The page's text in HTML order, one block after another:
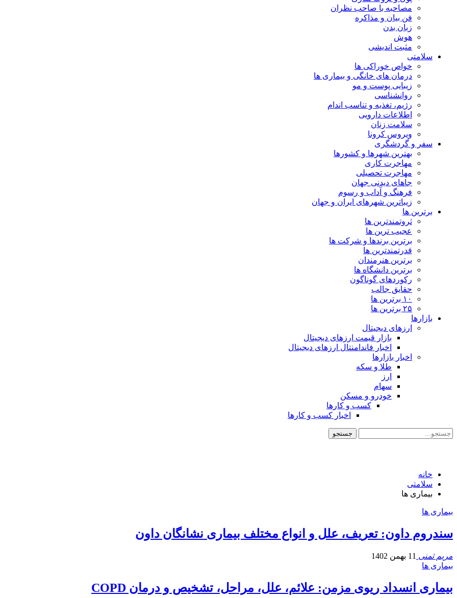
مصاحبه با صاحب نظران
فن بیان و مذاکره
زبان بدن
هوش
مثبت اندیشی
سلامتی
خواص خوراکی ها
درمان های خانگی و بیماری ها
زیبایی پوست و مو
روانشناسی
رژیم، تغذیه و تناسب اندام
اطلاعات دارویی
سلامت زنان
ویروس کرونا
سفر و گردشگری
بهترین شهرها و کشورها
مهاجرت کاری
مهاجرت تحصیلی
جاهای دیدنی جهان
فرهنگ و آداب و رسوم
زیباترین شهرهای ایران و جهان
برترین ها
ثروتمندترین ها
عجیب ترین ها
برترین برندها و شرکت ها
قدرتمندترین ها
برترین هنرمندان
برترین دانشگاه ها
رکوردهای گوناگون
حقایق جالب
۱۰ برترین ها
۲۵ برترین ها
بازارها
ارزهای دیجیتال
بازار قیمت ارزهای دیجیتال
اخبار فاندامنتال ارزهای دیجیتال
اخبار بازارها
طلا و سکه
ارز
سهام
خودرو و مسکن
کسب و کارها
اخبار کسب و کارها
خانه
سلامتی
بیماری ها
بیماری ها
سندروم داون: تعریف، علل و انواع مختلف بیماری نشانگان داون
مریم ثمنی 11 بهمن 1402
بیماری ها
بیماری انسداد ریوی مزمن: علائم، علل، مراحل، تشخیص و درمان COPD